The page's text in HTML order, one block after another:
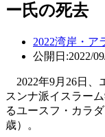
ー氏の死去
2022湾岸・ア
公開日:2022/
2022年9月26日、
スンナ派イスラー
るユースフ・カラ
歳）。